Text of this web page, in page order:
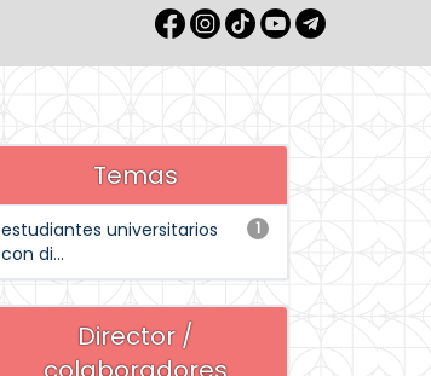
Temas
1
estudiantes universitarios
con di...
Director /